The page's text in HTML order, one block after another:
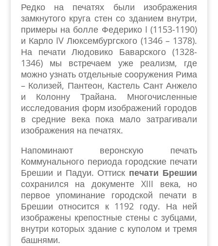
Редко на печатях были изображения
замкнутого круга стен со зданием внутри,
примеры на болле Федерико I (1153-1190)
и Карло IV Люксембургского (1346 – 1378).
На печати Людовико Баварского (1328-
1346) мы встречаем уже реализм, где
можно узнать отдельные сооружения Рима
– Колизей, Пантеон, Кастель Сант Анжело
и Колонну Трайана. Многочисленные
исследования форм изображений городов
в средние века пока мало затрагивали
изображения на печатях.
Напоминают веронскую печать
Коммунального периода городские печати
Брешии и Падуи. Оттиск печати Брешии
сохранился на документе XIII века, но
первое упоминание городской печати в
Брешии относится к 1192 году. На ней
изображены крепостные стены с зубцами,
внутри которых здание с куполом и тремя
башнями.